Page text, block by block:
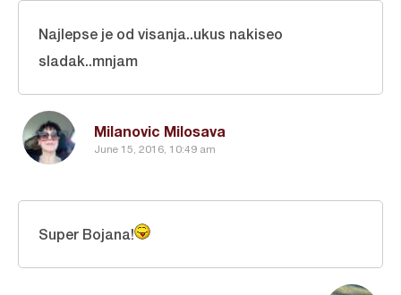
Milanovic Milosava
June 15, 2016, 10:49 am
Najlepse je od visanja..ukus nakiseo
sladak..mnjam
Super Bojana!